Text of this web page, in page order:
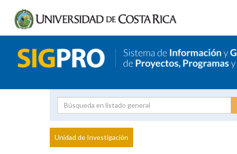
Proyecto
Investigador
Unidad de Investigación